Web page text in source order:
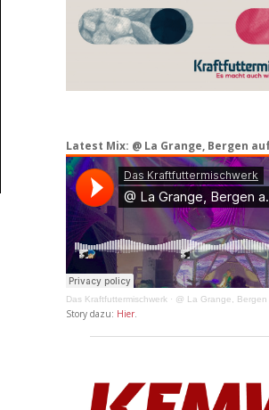
Latest Mix: @ La Grange, Bergen
Das Kraftfuttermischwerk · @ La Grange,
Story dazu: Hier.